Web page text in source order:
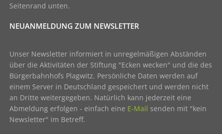
Seitenrand unten.
NEUANMELDUNG ZUM NEWSLETTER
Unser Newsletter informiert in unregelmäßigen Abständen
über die Aktivitäten der Stiftung "Ecken wecken" und die des
Bürgerbahnhofs Plagwitz. Persönliche Daten werden auf
einem Server in Deutschland gespeichert und werden nicht
an Dritte weitergegeben. Natürlich kann jederzeit eine
Abmeldung erfolgen - einfach eine E-Mail senden mit "kein
Newsletter" im Betreff.